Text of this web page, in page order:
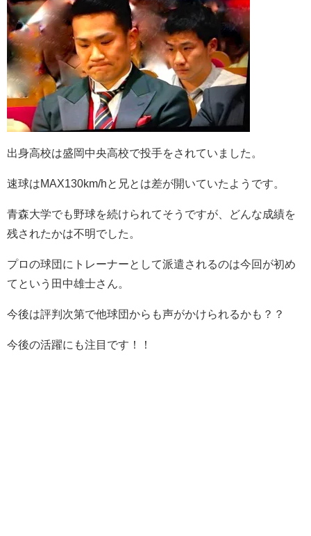
出身高校は盛岡中央高校で投手をされていました。
速球はMAX130km/hと兄とは差が開いていたようです。
青森大学でも野球を続けられてそうですが、どんな成績を
残されたかは不明でした。
プロの球団にトレーナーとして派遣されるのは今回が初め
てという田中雄士さん。
今後は評判次第で他球団からも声がかけられるかも？？
今後の活躍にも注目です！！